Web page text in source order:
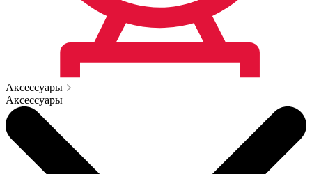
Аксессуары
Аксессуары